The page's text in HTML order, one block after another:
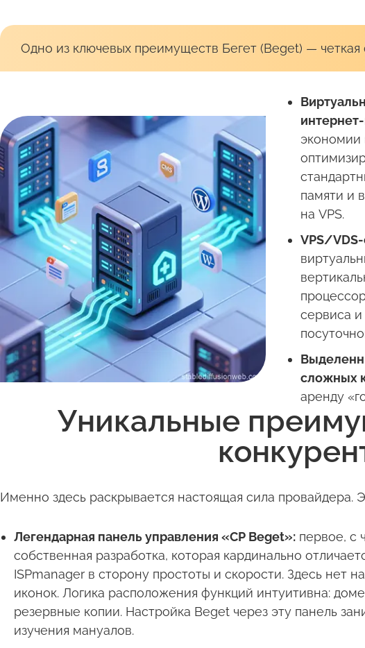
Одно из ключевых преимуществ Бегет (Beget) — четкая
экономии
памяти и
на VPS.
VPS/
сервиса
сложных
аренду
Уникальные
Именно здесь раскрывается настоящая сила
Легендарная панель управления «CP Beget»: первое, с
собственная разработка, которая кардинально
ISPmanager в сторону простоты и скорости. Здесь нет
иконок. Логика расположения функций интуитивна:
резервные копии. Настройка Beget через эту панель
изучения мануалов.